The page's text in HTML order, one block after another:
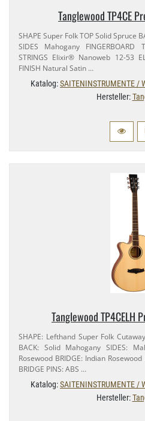
Tanglewood TP4CE
SHAPE Super Folk TOP Solid Spruce
SIDES Mahogany
STRINGS Elixir® Nanoweb 12-​53
FINISH Natural Satin …
Katalog:SAITENINSTRUMENTE
Hersteller:
Tanglewood TP4CELH
SHAPE: Lefthand Super Folk
BACK: Solid Mahogany SIDES:
Rosewood BRIDGE: Indian
BRIDGE PINS: ABS …
Katalog:SAITENINSTRUMENTE
Hersteller: